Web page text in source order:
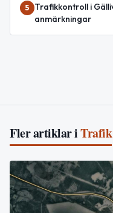
5
Trafikkontroll i
anmärkningar
Fler artiklar iTrafik